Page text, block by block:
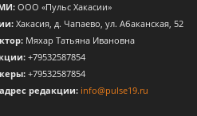
ООО «Пульс Хакасии»
Хакасия, д. Чапаево, ул. Абаканская, 52
Мяхар Татьяна Ивановна
+79532587854
+79532587854
редакции: info@pulse19.ru